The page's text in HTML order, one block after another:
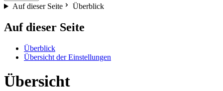
Auf dieser Seite Überblick
Auf dieser Seite
Überblick
Übersicht der Einstellungen
Übersicht